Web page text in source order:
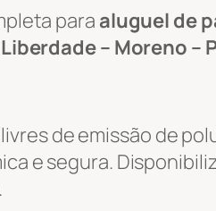
para aluguel de
– Moreno –
de emissão de
e segura.